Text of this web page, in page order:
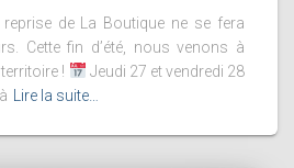
de La Boutique ne se fera
Cette fin d’été, nous venons à
!
Jeudi 27 et vendredi 28
Lire la suite…